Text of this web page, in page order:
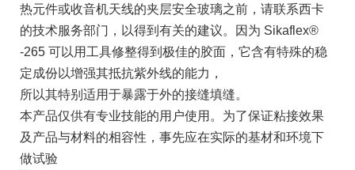
热元件或收音机天线的夹层安全玻璃之前，请联系西卡
的技术服务部门，以得到有关的建议。因为 Sikaflex®
-265 可以用工具修整得到极佳的胶面，它含有特殊的稳
定成份以增强其抵抗紫外线的能力，
所以其特别适用于暴露于外的接缝填缝。
本产品仅供有专业技能的用户使用。为了保证粘接效果
及产品与材料的相容性，事先应在实际的基材和环境下
做试验